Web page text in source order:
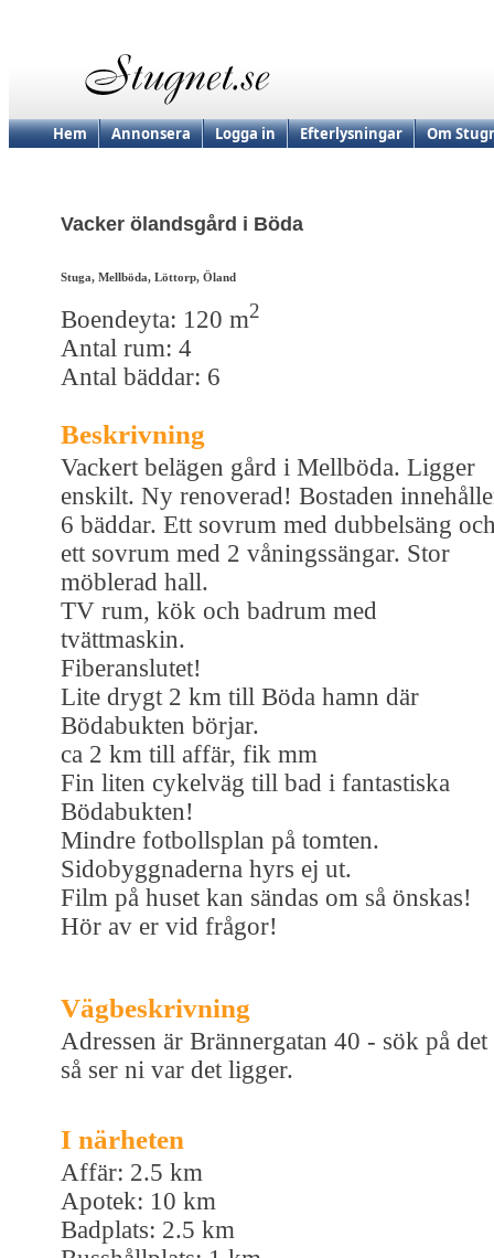
Hem Annonsera Logga in Efterlysningar Om
Vacker ölandsgård i Böda
Stuga, Mellböda, Löttorp, Öland
Boendeyta: 120 m2
Antal rum: 4
Antal bäddar: 6
Beskrivning
Vackert belägen gård i Mellböda. Ligger
enskilt. Ny renoverad! Bostaden
6 bäddar. Ett sovrum med dubbelsäng
ett sovrum med 2 våningssängar. Stor
möblerad hall.
TV rum, kök och badrum med
tvättmaskin.
Fiberanslutet!
Lite drygt 2 km till Böda hamn där
Bödabukten börjar.
ca 2 km till affär, fik mm
Fin liten cykelväg till bad i fantastiska
Bödabukten!
Mindre fotbollsplan på tomten.
Sidobyggnaderna hyrs ej ut.
Film på huset kan sändas om så önskas!
Hör av er vid frågor!
Vägbeskrivning
Adressen är Brännergatan 40 - sök på det
så ser ni var det ligger.
I närheten
Affär: 2.5 km
Apotek: 10 km
Badplats: 2.5 km